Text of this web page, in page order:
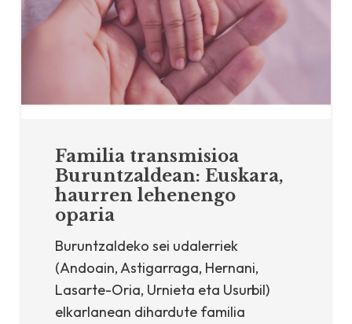
Familia transmisioa
Buruntzaldean: Euskara,
haurren lehenengo
oparia
Buruntzaldeko sei udalerriek
(Andoain, Astigarraga, Hernani,
Lasarte-Oria, Urnieta eta Usurbil)
elkarlanean dihardute familia